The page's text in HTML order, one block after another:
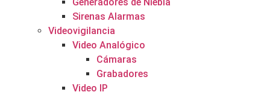
Sirenas Alarmas
Videovigilancia
Video Analógico
Cámaras
Grabadores
Video IP